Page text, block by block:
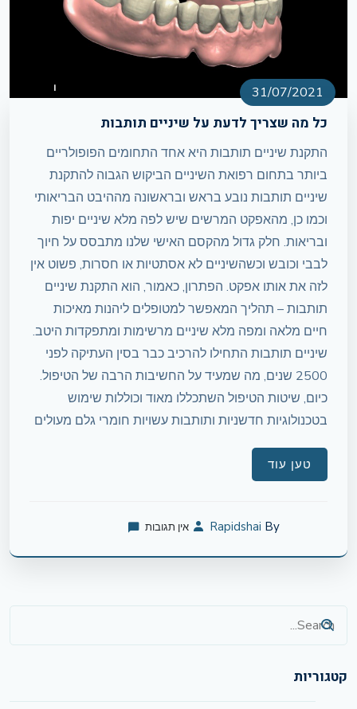
31/07/2021
כל מה שצריך לדעת על שיניים תותבות
התקנת שיניים תותבות היא אחד התחומים הפופולריים
ביותר בתחום רפואת השיניים הביקוש הגבוה להתקנת
שיניים תותבות נובע בראש ובראשונה מההיבט הבריאותי
וכמו כן, מהאפקט המרשים שיש לפה מלא שיניים יפות
ובריאות. חלק גדול מהקסם האישי שלנו מתבסס על חיוך
לבבי וכובש וכשהשיניים לא אסתטיות או חסרות, פשוט אין
לזה את אותו אפקט. הפתרון, כאמור, הוא התקנת שיניים
תותבות – תהליך המאפשר למטופלים ליהנות מאיכות
חיים מלאה ומפה מלא שיניים מרשימות ומתפקדות היטב.
שיניים תותבות התחילו להרכיב כבר בסין העתיקה לפני
2500 שנים, מה שמעיד על החשיבות הרבה של הטיפול.
כיום, שיטות הטיפול השתכללו מאוד וכוללות שימוש
בטכנולוגיות חדשניות ותותבות עשויות חומרי גלם מעולים
טען עוד
By
Rapidshai אין תגובות
קטגוריות